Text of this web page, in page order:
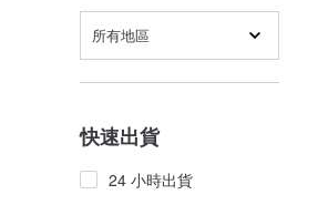
所有地區
快速出貨
24 小時出貨